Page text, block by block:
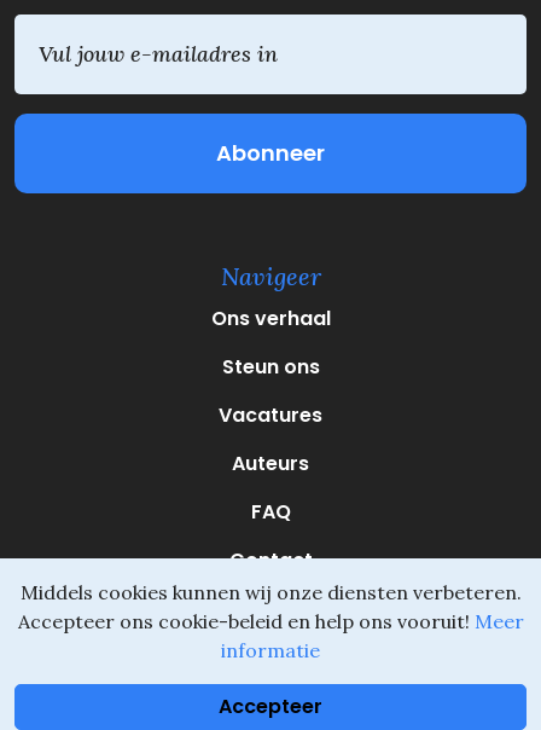
m
i
l
V
i
t
Navigeer
Ons verhaal
Steun ons
Vacatures
Auteurs
FAQ
Contact
Middels cookies kunnen wij onze diensten verbeteren.
Accepteer ons cookie-beleid en help ons vooruit! Meer
informatie
Accepteer